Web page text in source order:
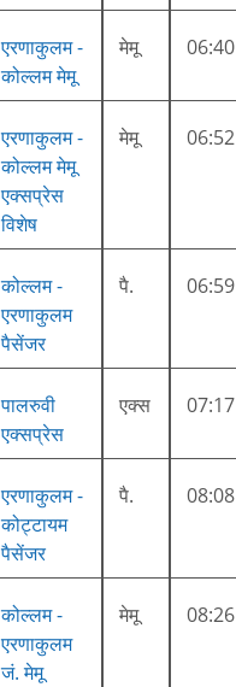
एरणाकुलम -
कोल्लम मेमू
मेमू 06:40
एरणाकुलम -
कोल्लम मेमू
एक्सप्रेस
विशेष
मेमू 06:52
कोल्लम -
एरणाकुलम
पैसेंजर
पै. 06:59
पालरुवी
एक्सप्रेस
एक्स 07:17
एरणाकुलम -
कोट्टायम
पैसेंजर
पै. 08:08
कोल्लम -
एरणाकुलम
जं. मेमू
मेमू 08:26